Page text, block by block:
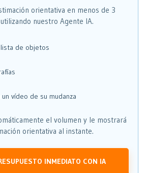
orientativa en menos de 3
nuestro Agente IA.
lista de objetos
vídeo de su mudanza
el volumen y le mostrará
orientativa al instante.
INMEDIATO CON IA